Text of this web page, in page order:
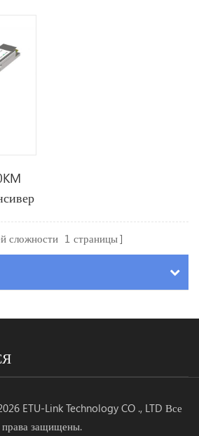
сложности 1 страницы
ETU-Link Technology CO ., LTD Все
права защищены.